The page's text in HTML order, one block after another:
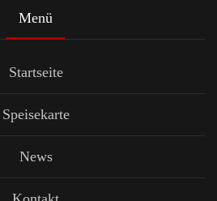
Menü
Startseite
Speisekarte
News